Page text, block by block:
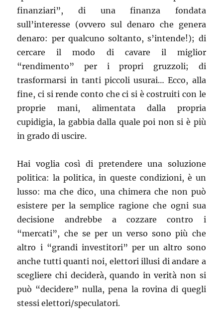
finanziari”, di una finanza fondata
sull’interesse (ovvero sul denaro che genera
denaro: per qualcuno soltanto, s’intende!); di
cercare il modo di cavare il miglior
“rendimento” per i propri gruzzoli; di
trasformarsi in tanti piccoli usurai… Ecco, alla
fine, ci si rende conto che ci si è costruiti con le
proprie mani, alimentata dalla propria
cupidigia, la gabbia dalla quale poi non si è più
in grado di uscire.
Hai voglia così di pretendere una soluzione
politica: la politica, in queste condizioni, è un
lusso: ma che dico, una chimera che non può
esistere per la semplice ragione che ogni sua
decisione andrebbe a cozzare contro i
“mercati”, che se per un verso sono più che
altro i “grandi investitori” per un altro sono
anche tutti quanti noi, elettori illusi di andare a
scegliere chi deciderà, quando in verità non si
può “decidere” nulla, pena la rovina di quegli
stessi elettori/speculatori.